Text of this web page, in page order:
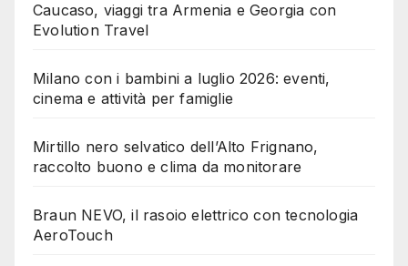
Caucaso, viaggi tra Armenia e Georgia con
Evolution Travel
Milano con i bambini a luglio 2026: eventi,
cinema e attività per famiglie
Mirtillo nero selvatico dell’Alto Frignano,
raccolto buono e clima da monitorare
Braun NEVO, il rasoio elettrico con tecnologia
AeroTouch